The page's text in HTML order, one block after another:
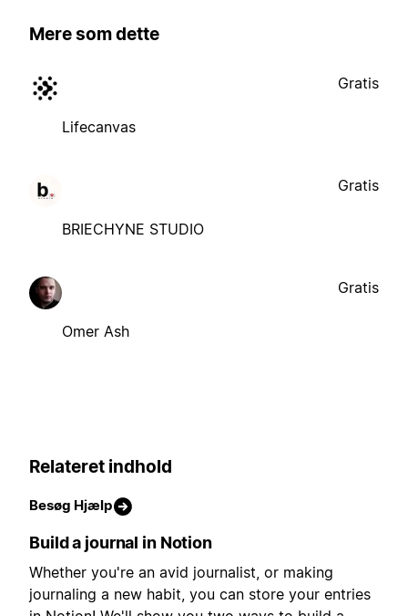
Mere som dette
Lifecanvas
Gratis
BRIECHYNE STUDIO
Gratis
Omer Ash
Gratis
Relateret indhold
Besøg Hjælp
Build a journal in Notion
Whether you're an avid journalist, or making
journaling a new habit, you can store your entries